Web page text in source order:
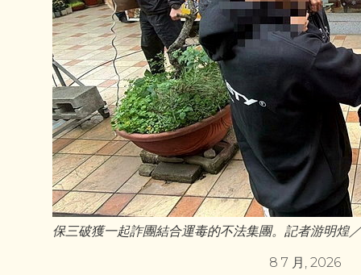
保三破獲一起詐團結合運毒的不法集團。記者游明煌
8 7 月, 2026